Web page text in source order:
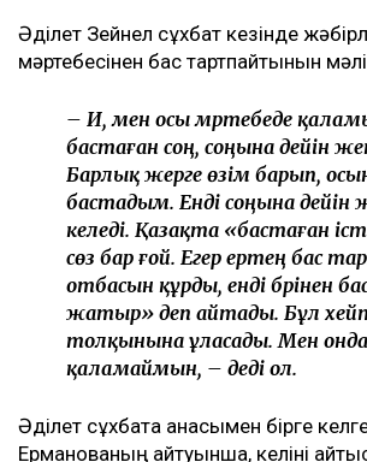
ТАҒЫ ДА ОҚЫҢЫЗДАР
«Жедел жәрдем мен өрт сөндірушілер
Астанада жолаушы мінген ұшқышсыз
алғаш рет сынақтан өтті
"Шал, кет!" ұранының авторы Ермек
жылға сотталды
«Жәбірленуші мәртебесінен бас
Әділет Зейнел сұхбат кезінде
мәртебесінен бас тартпайтынын
– Иә, мен осы мәртебеде
бастаған соң, соңына дейін